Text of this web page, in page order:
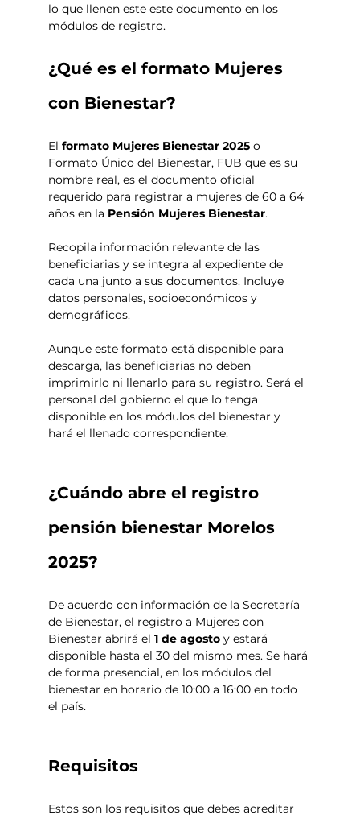
lo que llenen este este documento en los
módulos de registro.
¿Qué es el formato Mujeres
con Bienestar?
El formato Mujeres Bienestar 2025 o
Formato Único del Bienestar, FUB que es su
nombre real, es el documento oficial
requerido para registrar a mujeres de 60 a 64
años en la Pensión Mujeres Bienestar.
Recopila información relevante de las
beneficiarias y se integra al expediente de
cada una junto a sus documentos. Incluye
datos personales, socioeconómicos y
demográficos.
Aunque este formato está disponible para
descarga, las beneficiarias no deben
imprimirlo ni llenarlo para su registro. Será el
personal del gobierno el que lo tenga
disponible en los módulos del bienestar y
hará el llenado correspondiente.
¿Cuándo abre el registro
pensión bienestar Morelos
2025?
De acuerdo con información de la Secretaría
de Bienestar, el registro a Mujeres con
Bienestar abrirá el 1 de agosto y estará
disponible hasta el 30 del mismo mes. Se hará
de forma presencial, en los módulos del
bienestar en horario de 10:00 a 16:00 en todo
el país.
Requisitos
Estos son los requisitos que debes acreditar